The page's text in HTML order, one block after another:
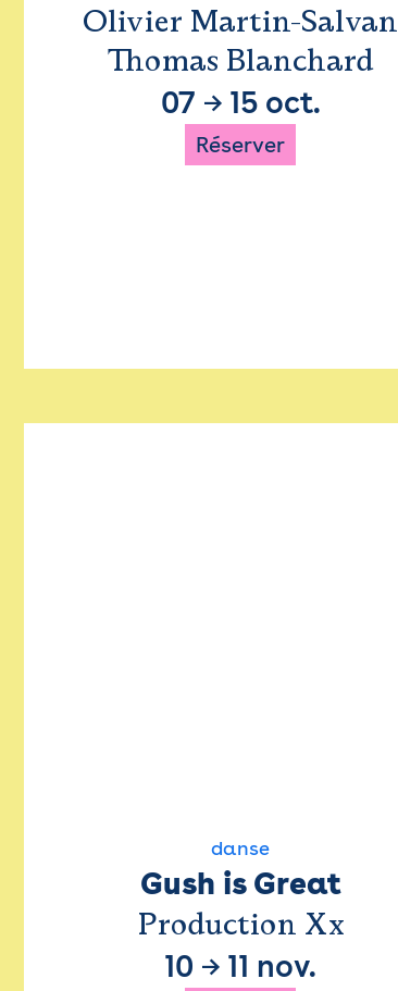
Olivier Martin-Salvan
Thomas Blanchard
07 → 15 oct.
Réserver
danse
Gush is Great
Production Xx
10 → 11 nov.